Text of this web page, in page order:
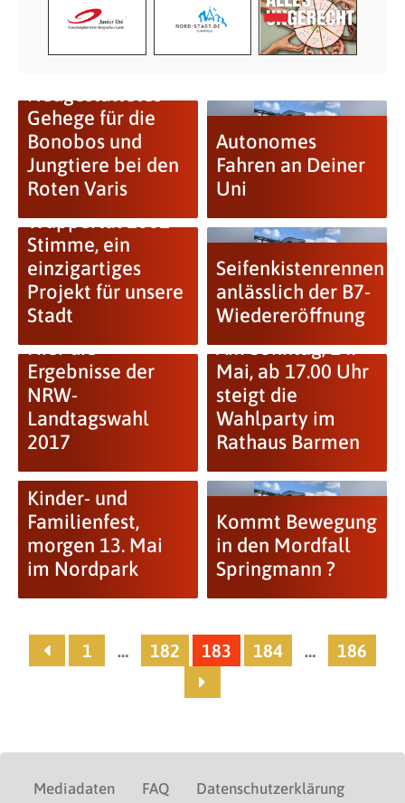
Gehege für die
Bonobos und
Jungtiere bei den
Roten Varis
Autonomes
Fahren an Deiner
Uni
Wuppertal 1001
Stimme, ein
einzigartiges
Projekt für unsere
Stadt
Seifenkistenrennen
anlässlich der B7-
Wiedereröffnung
Hier die
Ergebnisse der
NRW-
Landtagswahl
2017
Am Sonntag, 14.
Mai, ab 17.00 Uhr
steigt die
Wahlparty im
Rathaus Barmen
Kinder- und
Familienfest,
morgen 13. Mai
im Nordpark
Kommt Bewegung
in den Mordfall
Springmann ?
1 … 182 183 184 … 186
Mediadaten FAQ Datenschutzerklärung